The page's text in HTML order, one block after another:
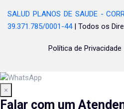
SALUD PLANOS DE SAUDE -
39.371.785/0001-44| Todos os
Política de Privacidade
×
Falar com um